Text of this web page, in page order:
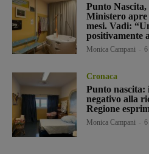
Punto
Ministero apre
mesi. Vadi:
positivamente
Monica Campani
Cronaca
Punto
negativo alla
Regione
Monica Campani